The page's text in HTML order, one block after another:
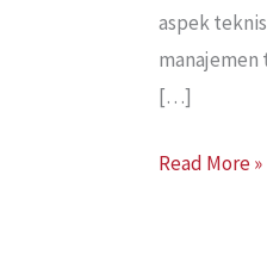
aspek
manajemen
[…]
Read More »